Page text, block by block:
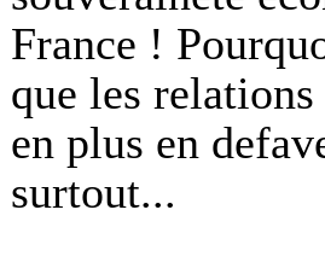
France !
que les
en plus en
surtout...